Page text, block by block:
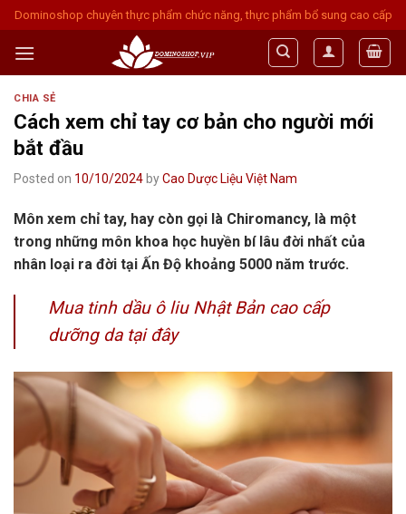
Skip
to
content
Dominoshop chuyên thực phẩm chức năng, thực phẩm bổ sung cao cấp
CHIA SẺ
Cách xem chỉ tay cơ bản cho người mới
bắt đầu
Posted on 10/10/2024 byCao Dược Liệu Việt Nam
Môn xem chỉ tay, hay còn gọi là Chiromancy, là một
trong những môn khoa học huyền bí lâu đời nhất của
nhân loại ra đời tại Ấn Độ khoảng 5000 năm trước.
Mua tinh dầu ô liu Nhật Bản cao cấp
dưỡng da tại đây